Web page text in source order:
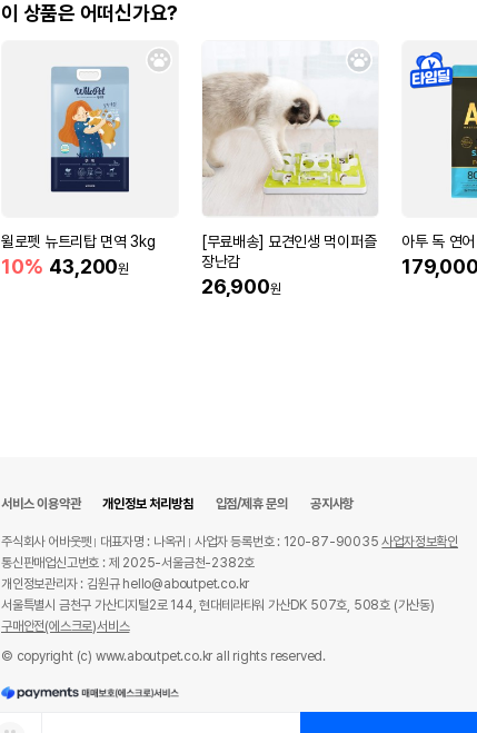
이 상품은 어떠신가요?
윌로펫 뉴트리탑 면역 3kg
10% 43,200원
[무료배송] 묘견인생 먹이퍼즐
장난감
26,900원
아투 독 연
179,000
서비스 이용약관 개인정보 처리방침 입점/제휴 문의 공지사항
주식회사 어바웃펫 대표자명 : 나옥귀 사업자 등록번호 : 120-87-90035사업자정보확인
통신판매업신고번호 : 제 2025-서울금천-2382호
개인정보관리자 : 김원규 hello@aboutpet.co.kr
서울특별시 금천구 가산디지털2로 144, 현대테라타워 가산DK 507호, 508호 (가산동)
구매안전(에스크로)서비스
© copyright (c) www.aboutpet.co.kr all rights reserved.